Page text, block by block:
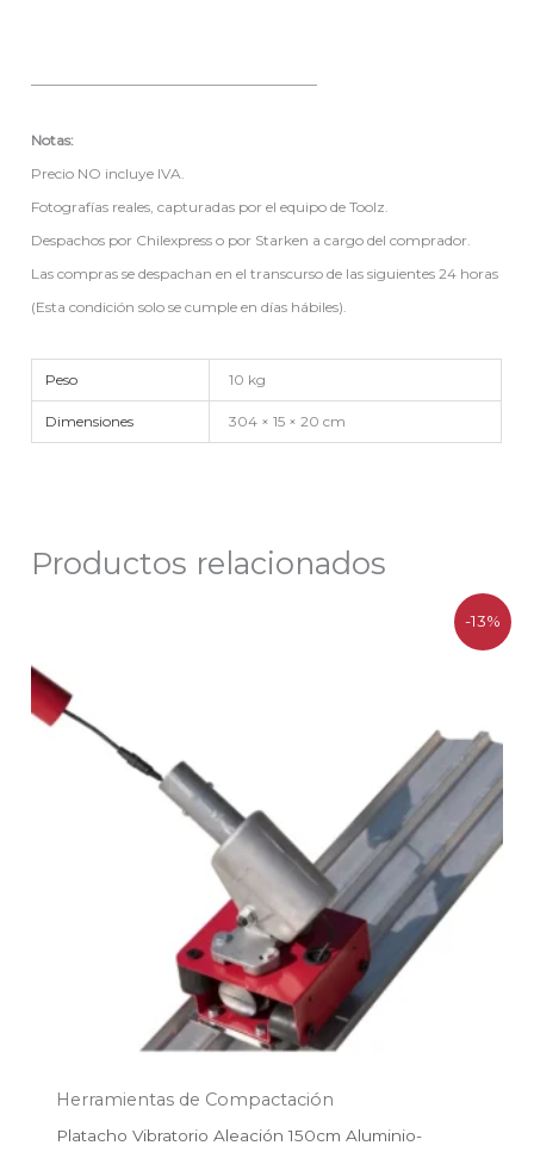
————————————————————
Notas:
Precio NO incluye IVA.
Fotografías reales, capturadas por el equipo de Toolz.
Despachos por Chilexpress o por Starken a cargo del comprador.
Las compras se despachan en el transcurso de las siguientes 24 horas
(Esta condición solo se cumple en días hábiles).
Peso 10 kg
Dimensiones 304 × 15 × 20 cm
Productos relacionados
-13%
Herramientas de Compactación
Platacho Vibratorio Aleación 150cm Aluminio-